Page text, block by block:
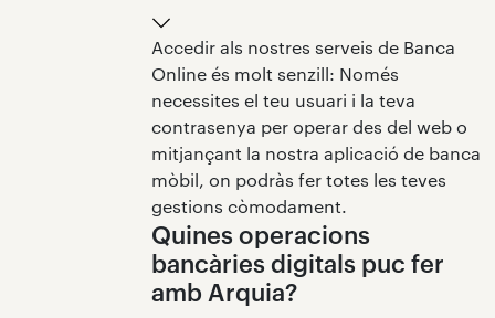
Accedir als nostres serveis de Banca
Online és molt senzill: Només
necessites el teu usuari i la teva
contrasenya per operar des del web o
mitjançant la nostra aplicació de banca
mòbil, on podràs fer totes les teves
gestions còmodament.
Quines operacions
bancàries digitals puc fer
amb Arquia?